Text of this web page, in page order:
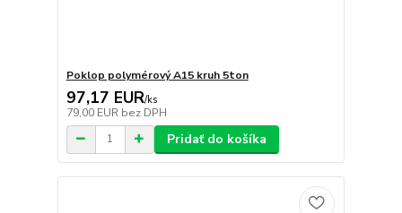
Poklop polymérový A15 kruh 5ton
97,17 EUR/ks
79,00 EUR bez DPH
Pridať do košíka